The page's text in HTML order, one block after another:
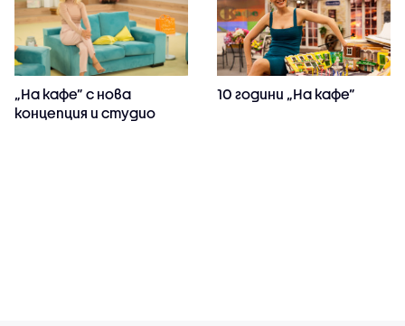
„На кафе” с нова
концепция и студио
10 години „На кафе”